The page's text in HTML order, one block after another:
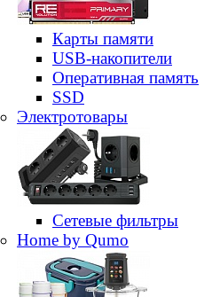
Карты памяти
USB-накопители
Оперативная память
SSD
Электротовары
Сетевые фильтры
Home by Qumo